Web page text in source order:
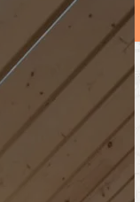
Devis toiture 92